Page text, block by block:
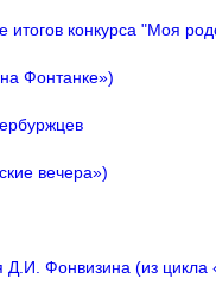
конкурса "Моя
Фонтанке»)
вечера»)
Фонвизина (из цикла